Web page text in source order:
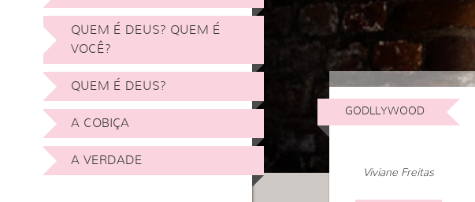
QUEM É DEUS? QUEM É
VOCÊ?
QUEM É DEUS?
A COBIÇA
A VERDADE
GODLLYWOOD
Viviane Freitas